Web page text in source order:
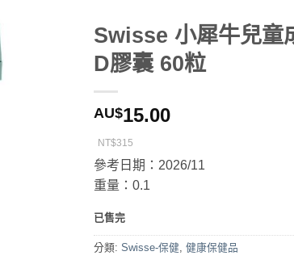
Swisse 小犀牛兒童
D膠囊 60粒
AU$15.00
NT$315
參考日期：2026/11
重量：0.1
已售完
分類: Swisse-保健, 健康保健品